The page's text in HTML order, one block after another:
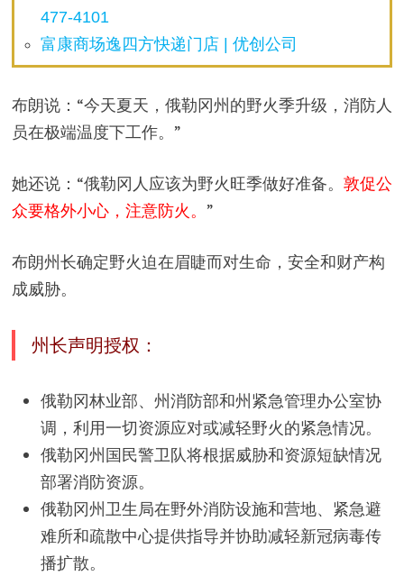
477-4101
富康商场逸四方快递门店 | 优创公司
布朗说：“今天夏天，俄勒冈州的野火季升级，消防人
员在极端温度下工作。”
她还说：“俄勒冈人应该为野火旺季做好准备。 敦促公
众要格外小心，注意防火。 ”
布朗州长确定野火迫在眉睫而对生命，安全和财产构
成威胁。
州长声明授权：
俄勒冈林业部、州消防部和州紧急管理办公室协
调，利用一切资源应对或减轻野火的紧急情况。
俄勒冈州国民警卫队将根据威胁和资源短缺情况
部署消防资源。
俄勒冈州卫生局在野外消防设施和营地、紧急避
难所和疏散中心提供指导并协助减轻新冠病毒传
播扩散。